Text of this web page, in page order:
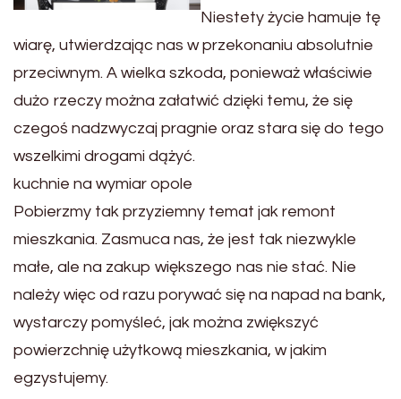
Niestety życie hamuje tę
wiarę, utwierdzając nas w przekonaniu absolutnie
przeciwnym. A wielka szkoda, ponieważ właściwie
dużo rzeczy można załatwić dzięki temu, że się
czegoś nadzwyczaj pragnie oraz stara się do tego
wszelkimi drogami dążyć.
kuchnie na wymiar opole
Pobierzmy tak przyziemny temat jak remont
mieszkania. Zasmuca nas, że jest tak niezwykle
małe, ale na zakup większego nas nie stać. Nie
należy więc od razu porywać się na napad na bank,
wystarczy pomyśleć, jak można zwiększyć
powierzchnię użytkową mieszkania, w jakim
egzystujemy.